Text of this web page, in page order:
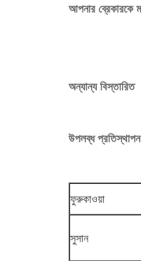
আপনার ব্রেকারকে
অন্যান্য বিস্তারিত
উপলব্ধ
ফুরুকাওয়া
সুসান